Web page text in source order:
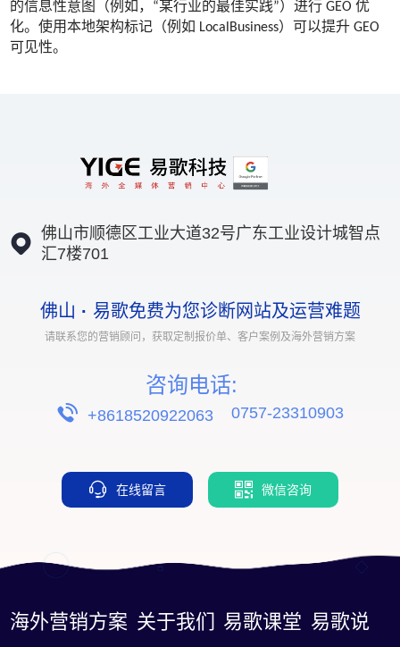
的信息性意图（例如，“某行业的最佳实践”）进行 GEO 优
化。使用本地架构标记（例如 LocalBusiness）可以提升 GEO
可见性。
佛山市顺德区工业大道32号广东工业设计城智点
汇7楼701
佛山 · 易歌免费为您诊断网站及运营难题
请联系您的营销顾问，获取定制报价单、客户案例及海外营销方案
咨询电话:
+8618520922063 0757-23310903
在线留言 微信咨询
海外营销方案 关于我们 易歌课堂 易歌说